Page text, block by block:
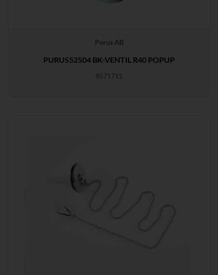
Purus AB
PURUS52504 BK-VENTIL R40 POPUP
8571711